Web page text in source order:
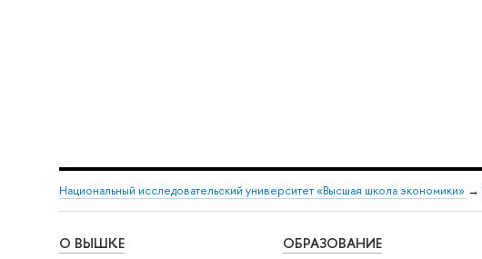
Национальный исследовательский университет «Высшая школа экономики» →
О ВЫШКЕ ОБРАЗОВАНИЕ